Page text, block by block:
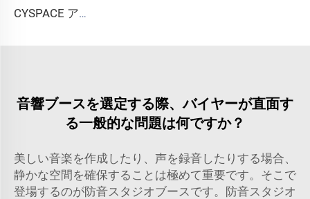
CYSPACE アウトドアキッチン
音響ブースを選定する際、バイヤーが直面す
る一般的な問題は何ですか？
美しい音楽を作成したり、声を録音したりする場合、
静かな空間を確保することは極めて重要です。そこで
登場するのが防音スタジオブースです。防音スタジオ